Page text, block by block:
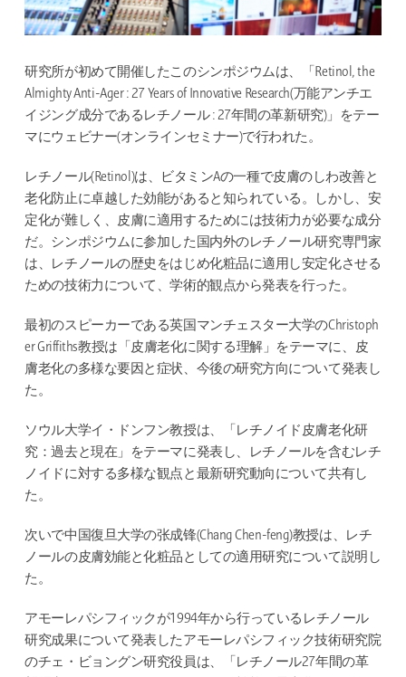
研究所が初めて開催したこのシンポジウムは、「Retinol, the
Almighty Anti-Ager : 27 Years of Innovative Research(万能アンチエ
イジング成分であるレチノール : 27年間の革新研究)」をテー
マにウェビナー(オンラインセミナー)で行われた。
レチノール(Retinol)は、ビタミンAの一種で皮膚のしわ改善と
老化防止に卓越した効能があると知られている。しかし、安
定化が難しく、皮膚に適用するためには技術力が必要な成分
だ。シンポジウムに参加した国内外のレチノール研究専門家
は、レチノールの歴史をはじめ化粧品に適用し安定化させる
ための技術力について、学術的観点から発表を行った。
最初のスピーカーである英国マンチェスター大学のChristoph
er Griffiths教授は「皮膚老化に関する理解」をテーマに、皮
膚老化の多様な要因と症状、今後の研究方向について発表し
た。
ソウル大学イ・ドンフン教授は、「レチノイド皮膚老化研
究：過去と現在」をテーマに発表し、レチノールを含むレチ
ノイドに対する多様な観点と最新研究動向について共有し
た。
次いで中国復旦大学の张成锋(Chang Chen-feng)教授は、レチ
ノールの皮膚効能と化粧品としての適用研究について説明し
た。
アモーレパシフィックが1994年から行っているレチノール
研究成果について発表したアモーレパシフィック技術研究院
のチェ・ビョングン研究役員は、「レチノール27年間の革